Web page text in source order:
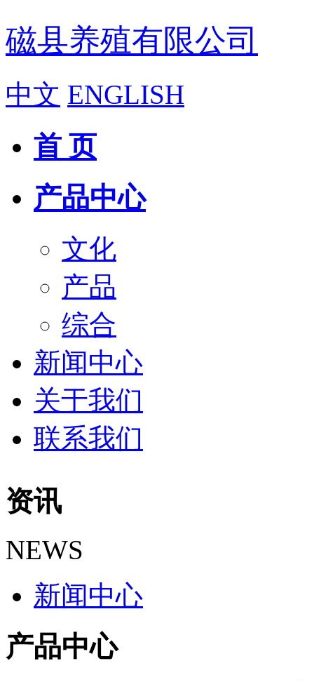
磁县养殖有限公司
中文 ENGLISH
首 页
产品中心
文化
产品
综合
新闻中心
关于我们
联系我们
资讯
NEWS
新闻中心
产品中心